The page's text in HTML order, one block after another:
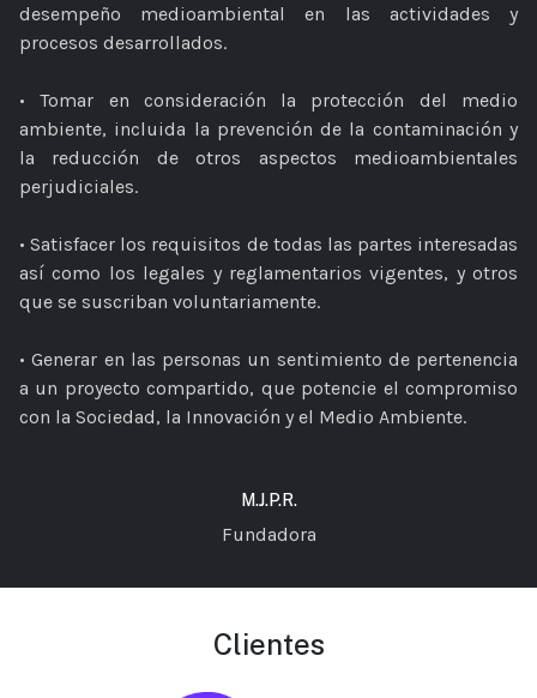
desempeño medioambiental en las actividades y
procesos desarrollados.
• Tomar en consideración la protección del medio
ambiente, incluida la prevención de la contaminación y
la reducción de otros aspectos medioambientales
perjudiciales.
• Satisfacer los requisitos de todas las partes interesadas
así como los legales y reglamentarios vigentes, y otros
que se suscriban voluntariamente.
• Generar en las personas un sentimiento de pertenencia
a un proyecto compartido, que potencie el compromiso
con la Sociedad, la Innovación y el Medio Ambiente.
M.J.P.R.
Fundadora
Clientes